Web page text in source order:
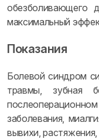
обезболивающего
максимальный
Показания
Болевой синдром
травмы, зубная
заболевания,
вывихи,